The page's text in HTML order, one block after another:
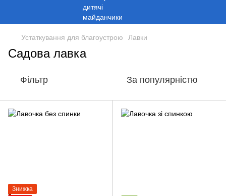
Устаткування для благоустрою Лавки
Садова лавка
Фільтр За популярністю
Знижка